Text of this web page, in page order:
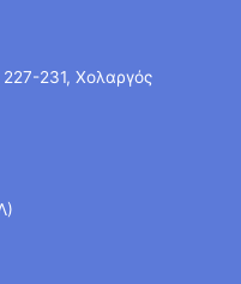
231, Χολαργός